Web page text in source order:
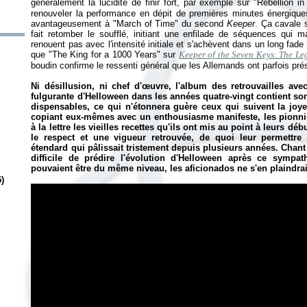
généralement la lucidité de finir fort, par exemple sur "Rebellion in
renouveler la performance en dépit de premières minutes
avantageusement à "March of Time" du second Keeper. Ça cavale
fait retomber le soufflé, initiant une enfilade de séquences qui
renouent pas avec l'intensité initiale et s'achèvent dans un long
que "The King for a 1000 Years" sur Keeper of the Seven Keys: The
boudin confirme le ressenti général que les Allemands ont parfois
Ni désillusion, ni chef d'œuvre, l'album des retrouvailles
fulgurante d'Helloween dans les années quatre-vingt contient
dispensables, ce qui n'étonnera guère ceux qui suivent la
copiant eux-mêmes avec un enthousiasme manifeste, les
à la lettre les vieilles recettes qu'ils ont mis au point à leurs
le respect et une vigueur retrouvée, de quoi leur
étendard qui pâlissait tristement depuis plusieurs années.
difficile de prédire l'évolution d'Helloween après ce
pouvaient être du même niveau, les aficionados ne s'en